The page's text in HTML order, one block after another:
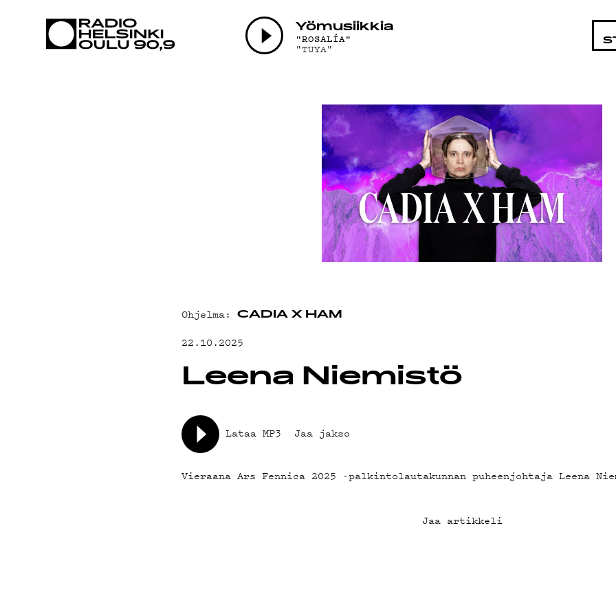
Yö­mu­siik­kia
"ROSALÍA"
"TUYA"
AJANKOHTAISTA
YHTEYSTIEDOT
G LIVELAB
YSTÄVÄKLUBI
TIETOSUOJA
Ohjelma: CADIA X HAM
22.10.2025
Leena Niemistö
Lataa MP3 Jaa jakso
Vieraana Ars Fennica 2025 -palkintolautakunnan puheenjohtaja Leena
Jaa artikkeli